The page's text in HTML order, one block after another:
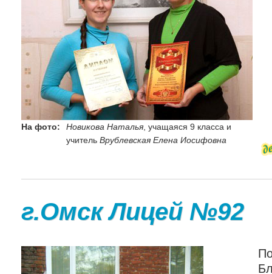
На фото: Новикова Наталья , учащаяся 9 класса и
учитель Врублевская Елена Иосифовна
г.Омск Лицей №92